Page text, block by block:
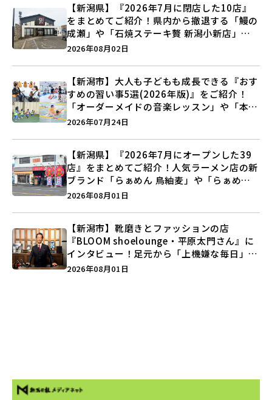
【新潟県】『2026年7月に閉店した10店』
をまとめてご紹介！県内から撤退する「鰻の
成瀬」や「石焼ステーキ贅 新潟小新店」が
営業に幕…。
2026年08月02日
【新潟市】大人も子どもも成長できる『おす
すめの習い事5選(2026年版)』をご紹介！
「オーダーメイドの音楽レッスン」や「本格
キックボクシング」で新しい自分を見つけよ
2026年07月24日
【新潟県】『2026年7月にオープンした39
店』をまとめてご紹介！人気ラーメン店の新
ブランド「らぁめん 鳥紬麦」や「らぁめん
しょうがの空」など盛りだくさん♪
2026年08月01日
【新潟市】靴磨きとファッションの店
『BLOOM shoelounge・平原太門さん』に
インタビュー！足元から「上機嫌な毎日」を
つくる装いの提案とは？
2026年08月01日